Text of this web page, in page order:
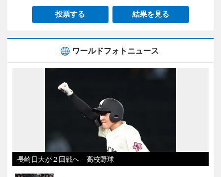
投票する 結果を見る
ワールドフォトニュース
長崎日大が２回戦へ 高校野球